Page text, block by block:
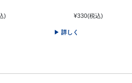
) ¥330(税込)
詳しく